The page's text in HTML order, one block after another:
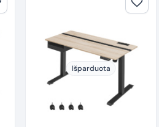
Išparduota